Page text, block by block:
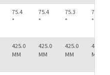
75.4
°
75.4
°
75.3
°
75.3
°
425.0
MM
425.0
MM
425.0
MM
425.0
MM